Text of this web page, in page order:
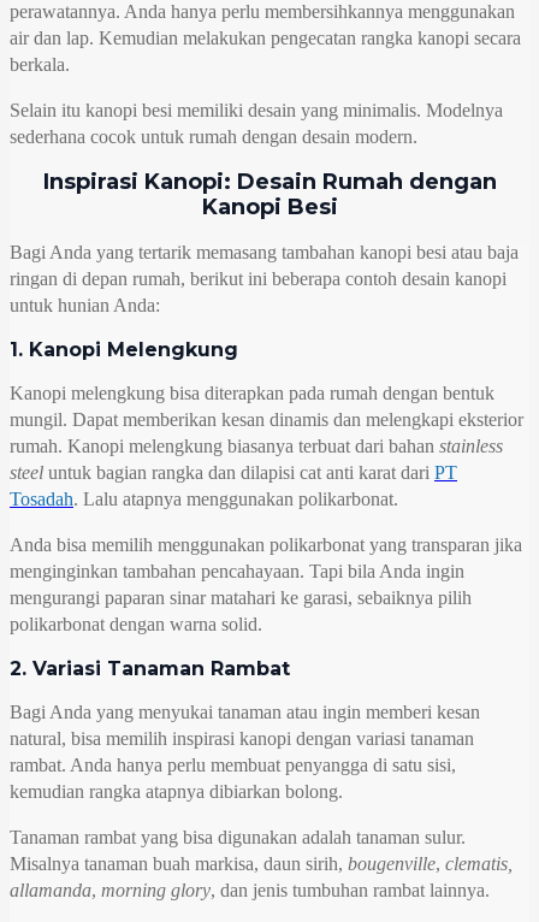
perawatannya. Anda hanya perlu membersihkannya menggunakan
air dan lap. Kemudian melakukan pengecatan rangka kanopi secara
berkala.
Selain itu kanopi besi memiliki desain yang minimalis. Modelnya
sederhana cocok untuk rumah dengan desain modern.
Inspirasi Kanopi: Desain Rumah dengan
Kanopi Besi
Bagi Anda yang tertarik memasang tambahan kanopi besi atau baja
ringan di depan rumah, berikut ini beberapa contoh desain kanopi
untuk hunian Anda:
1. Kanopi Melengkung
Kanopi melengkung bisa diterapkan pada rumah dengan bentuk
mungil. Dapat memberikan kesan dinamis dan melengkapi eksterior
rumah. Kanopi melengkung biasanya terbuat dari bahan stainless
steel untuk bagian rangka dan dilapisi cat anti karat dari PT
Tosadah. Lalu atapnya menggunakan polikarbonat.
Anda bisa memilih menggunakan polikarbonat yang transparan jika
menginginkan tambahan pencahayaan. Tapi bila Anda ingin
mengurangi paparan sinar matahari ke garasi, sebaiknya pilih
polikarbonat dengan warna solid.
2. Variasi Tanaman Rambat
Bagi Anda yang menyukai tanaman atau ingin memberi kesan
natural, bisa memilih inspirasi kanopi dengan variasi tanaman
rambat. Anda hanya perlu membuat penyangga di satu sisi,
kemudian rangka atapnya dibiarkan bolong.
Tanaman rambat yang bisa digunakan adalah tanaman sulur.
Misalnya tanaman buah markisa, daun sirih, bougenville, clematis,
allamanda, morning glory, dan jenis tumbuhan rambat lainnya.